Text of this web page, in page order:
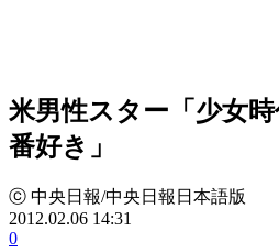
米男性スター「少女
番好き」
ⓒ 中央日報/中央日報日本語版
2012.02.06 14:31
0